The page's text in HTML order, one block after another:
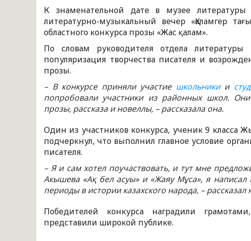
К знаменательной дате в музее
литературно-музыкальный вечер «Қаламгер
областного конкурса прозы «Жас қалам».
По словам руководителя отдела
популяризация творчества писателя и
прозы.
– В конкурсе приняли участие школьникии
попробовали участники из районных школ.
прозы, рассказа и новеллы, – рассказала она.
Один из участников конкурса, ученик 9 класса
подчеркнул, что выполнил главное условие
писателя.
– Я и сам хотел поучаствовать, и тут мне
Акышева «Ақ бел асуы» и «Жаяу Мұса», я
периоды в истории казахского народа, –
Победителей конкурса наградили
представили широкой публике.